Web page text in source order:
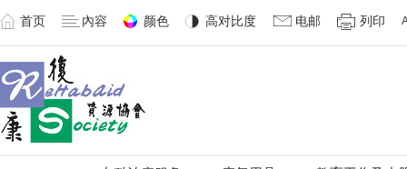
首页 內容 颜色 高对比度 电邮 列印